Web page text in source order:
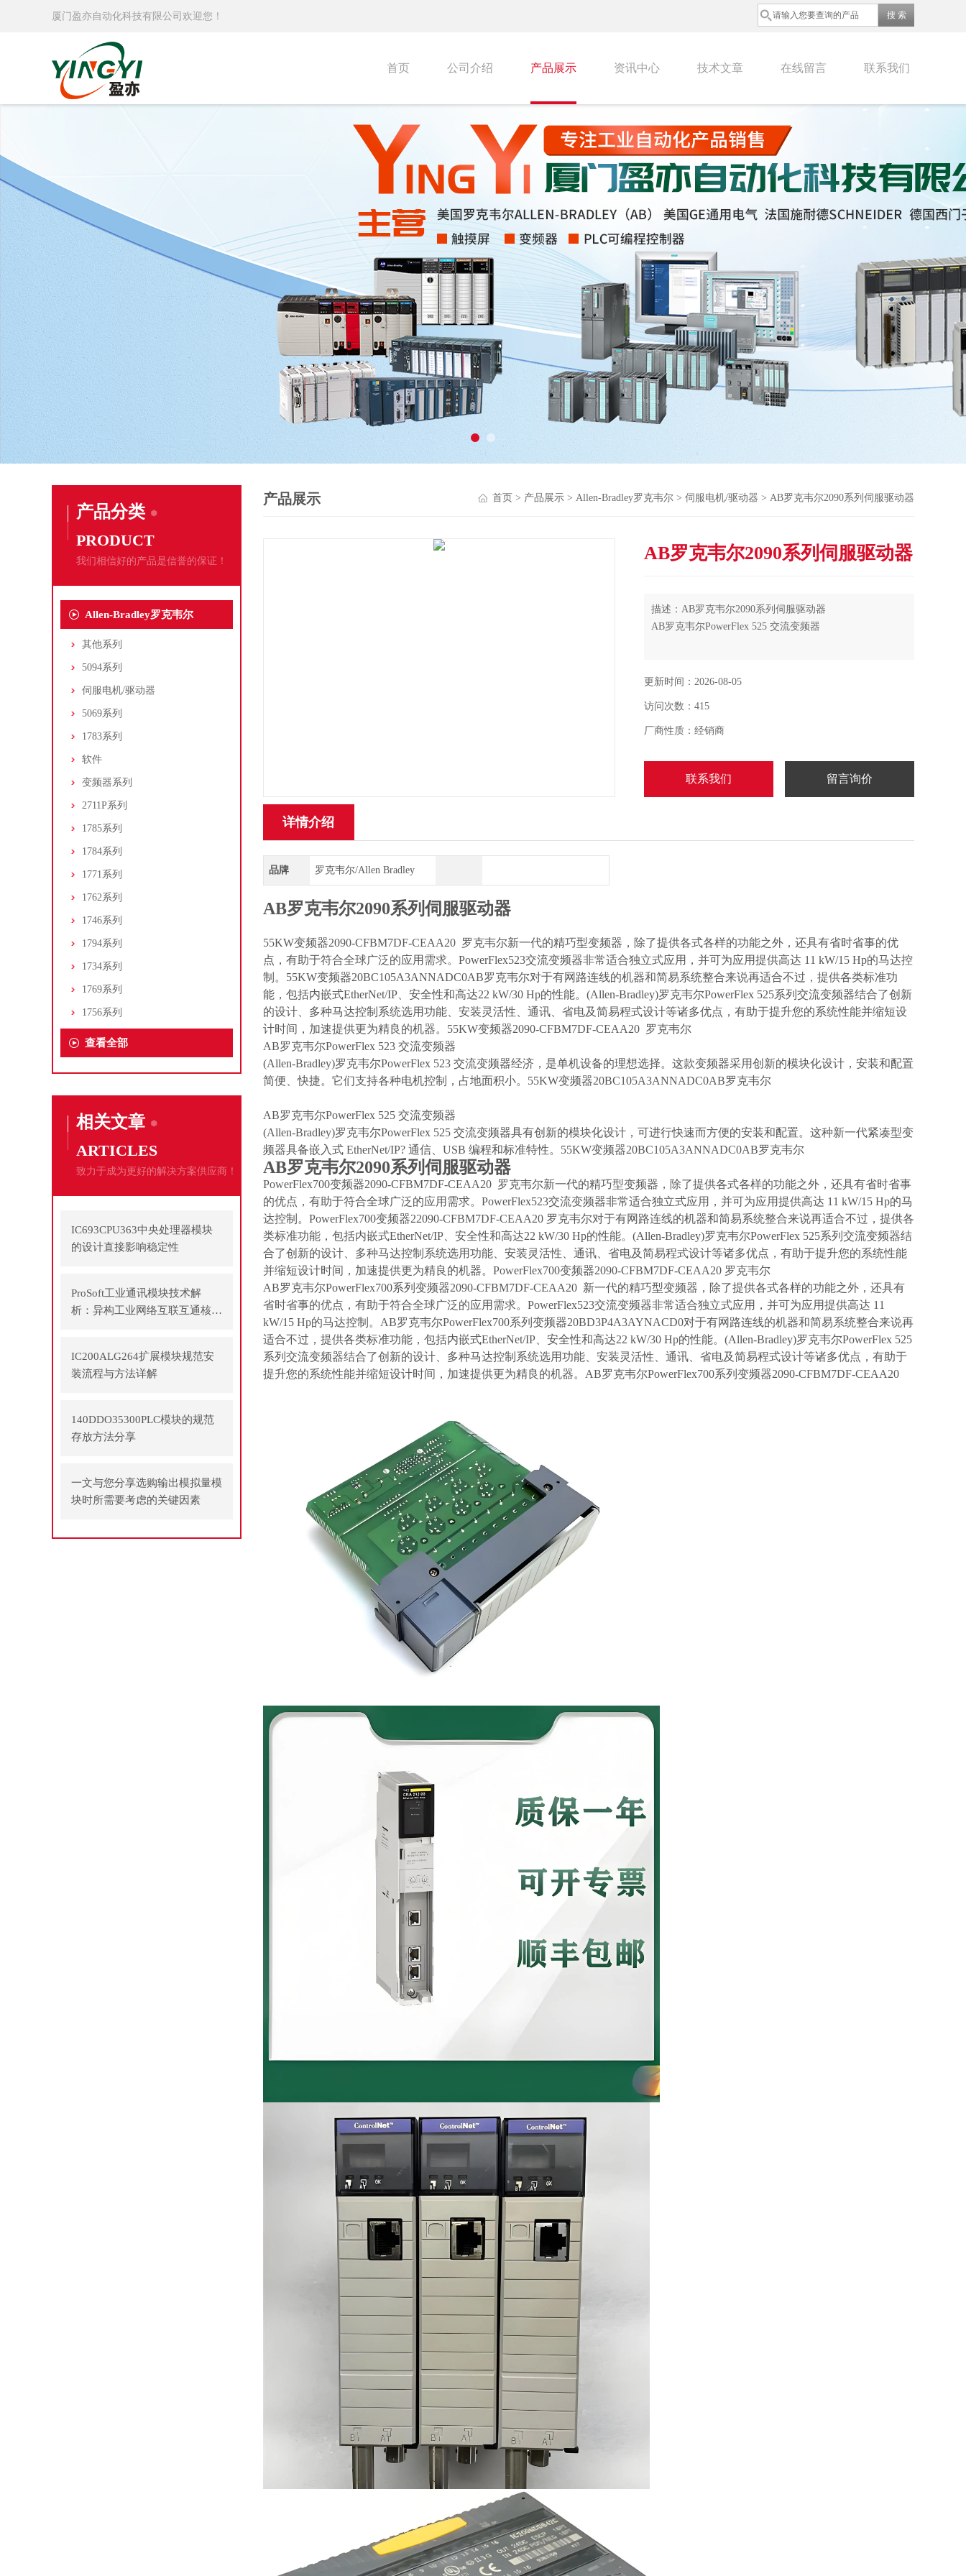
厦门盈亦自动化科技有限公司欢迎您！
首页 公司介绍 产品展示 资讯中心 技术文章 在线留言 联系我们
产品分类
PRODUCT
我们相信好的产品是信誉的保证！
Allen-Bradley罗克韦尔
其他系列
5094系列
伺服电机/驱动器
5069系列
1783系列
软件
变频器系列
2711P系列
1785系列
1784系列
1771系列
1762系列
1746系列
1794系列
1734系列
1769系列
1756系列
查看全部
相关文章
ARTICLES
致力于成为更好的解决方案供应商！
IC693CPU363中央处理器模块
的设计直接影响稳定性
ProSoft工业通讯模块技术解
析：异构工业网络互联互通核心
IC200ALG264扩展模块规范安
装流程与方法详解
140DDO35300PLC模块的规范
存放方法分享
一文与您分享选购输出模拟量模
块时所需要考虑的关键因素
产品展示 首页 > 产品展示 > Allen-Bradley罗克韦尔 > 伺服电机/驱动器 > AB罗克韦尔2090系列伺服驱动器
AB罗克韦尔2090系列伺服驱动器
描述：AB罗克韦尔2090系列伺服驱动器
AB罗克韦尔PowerFlex 525 交流变频器
计，可进行快速而方便的安装和配置。这种新一代紧凑型
性。55KW变频器20BC105A3ANNADC0AB
更新时间：2026-08-05
访问次数：415
厂商性质：经销商
联系我们 留言询价
详情介绍
品牌 罗克韦尔/Allen Bradley
AB罗克韦尔2090系列伺服驱动器
55KW变频器2090-CFBM7DF-CEAA20 罗克韦尔新一代的精巧型变频器，除了提供各式各样的功能之外，还具有省时省事的优
点，有助于符合全球广泛的应用需求。PowerFlex523交流变频器非常适合独立式应用，并可为应用提供高达 11 kW/15 Hp的马达控
制。55KW变频器20BC105A3ANNADC0AB罗克韦尔对于有网路连线的机器和简易系统整合来说再适合不过，提供各类标准功
能，包括内嵌式EtherNet/IP、安全性和高达22 kW/30 Hp的性能。(Allen-Bradley)罗克韦尔PowerFlex 525系列交流变频器结合了创新
的设计、多种马达控制系统选用功能、安装灵活性、通讯、省电及简易程式设计等诸多优点，有助于提升您的系统性能并缩短设
计时间，加速提供更为精良的机器。55KW变频器2090-CFBM7DF-CEAA20 罗克韦尔
AB罗克韦尔PowerFlex 523 交流变频器
(Allen-Bradley)罗克韦尔PowerFlex 523 交流变频器经济，是单机设备的理想选择。这款变频器采用创新的模块化设计，安装和配置
简便、快捷。它们支持各种电机控制，占地面积小。55KW变频器20BC105A3ANNADC0AB罗克韦尔
AB罗克韦尔PowerFlex 525 交流变频器
(Allen-Bradley)罗克韦尔PowerFlex 525 交流变频器具有创新的模块化设计，可进行快速而方便的安装和配置。这种新一代紧凑型变
频器具备嵌入式 EtherNet/IP? 通信、USB 编程和标准特性。55KW变频器20BC105A3ANNADC0AB罗克韦尔
AB罗克韦尔2090系列伺服驱动器
PowerFlex700变频器2090-CFBM7DF-CEAA20 罗克韦尔新一代的精巧型变频器，除了提供各式各样的功能之外，还具有省时省事
的优点，有助于符合全球广泛的应用需求。PowerFlex523交流变频器非常适合独立式应用，并可为应用提供高达 11 kW/15 Hp的马
达控制。PowerFlex700变频器22090-CFBM7DF-CEAA20 罗克韦尔对于有网路连线的机器和简易系统整合来说再适合不过，提供各
类标准功能，包括内嵌式EtherNet/IP、安全性和高达22 kW/30 Hp的性能。(Allen-Bradley)罗克韦尔PowerFlex 525系列交流变频器结
合了创新的设计、多种马达控制系统选用功能、安装灵活性、通讯、省电及简易程式设计等诸多优点，有助于提升您的系统性能
并缩短设计时间，加速提供更为精良的机器。PowerFlex700变频器2090-CFBM7DF-CEAA20 罗克韦尔
AB罗克韦尔PowerFlex700系列变频器2090-CFBM7DF-CEAA20 新一代的精巧型变频器，除了提供各式各样的功能之外，还具有
省时省事的优点，有助于符合全球广泛的应用需求。PowerFlex523交流变频器非常适合独立式应用，并可为应用提供高达 11
kW/15 Hp的马达控制。AB罗克韦尔PowerFlex700系列变频器20BD3P4A3AYNACD0对于有网路连线的机器和简易系统整合来说再
适合不过，提供各类标准功能，包括内嵌式EtherNet/IP、安全性和高达22 kW/30 Hp的性能。(Allen-Bradley)罗克韦尔PowerFlex 525
系列交流变频器结合了创新的设计、多种马达控制系统选用功能、安装灵活性、通讯、省电及简易程式设计等诸多优点，有助于
提升您的系统性能并缩短设计时间，加速提供更为精良的机器。AB罗克韦尔PowerFlex700系列变频器2090-CFBM7DF-CEAA20